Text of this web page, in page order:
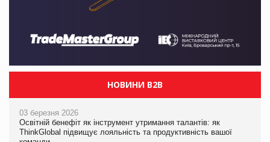
НОВИНИ B2B
03 березня 2026
Освітній бенефіт як інструмент утримання талантів: як
ThinkGlobal підвищує лояльність та продуктивність вашої